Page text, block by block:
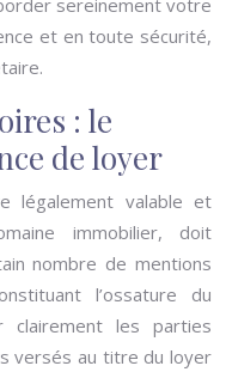
sereinement votre
et en toute sécurité,
: le
de loyer
légalement valable et
immobilier, doit
nombre de mentions
l’ossature du
clairement les parties
versés au titre du loyer